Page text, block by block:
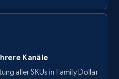
URL
Kanäle
aller SKUs in Family Dollar